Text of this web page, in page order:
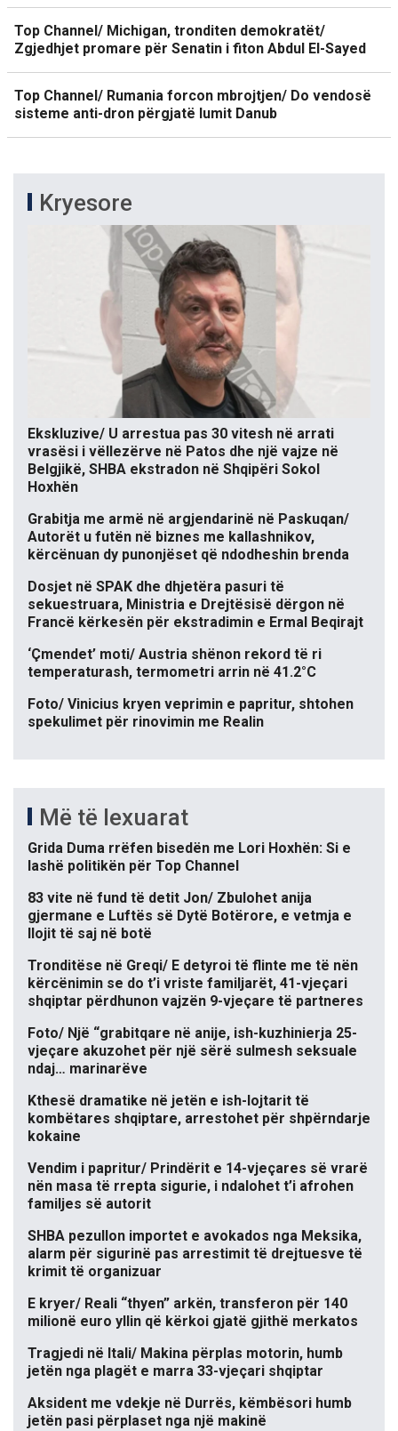
Top Channel/ Michigan, tronditen demokratët/
Zgjedhjet promare për Senatin i fiton Abdul El-Sayed
Top Channel/ Rumania forcon mbrojtjen/ Do vendosë
sisteme anti-dron përgjatë lumit Danub
Kryesore
Ekskluzive/ U arrestua pas 30 vitesh në arrati
vrasësi i vëllezërve në Patos dhe një vajze në
Belgjikë, SHBA ekstradon në Shqipëri Sokol
Hoxhën
Grabitja me armë në argjendarinë në Paskuqan/
Autorët u futën në biznes me kallashnikov,
kërcënuan dy punonjëset që ndodheshin brenda
Dosjet në SPAK dhe dhjetëra pasuri të
sekuestruara, Ministria e Drejtësisë dërgon në
Francë kërkesën për ekstradimin e Ermal Beqirajt
‘Çmendet’ moti/ Austria shënon rekord të ri
temperaturash, termometri arrin në 41.2°C
Foto/ Vinicius kryen veprimin e papritur, shtohen
spekulimet për rinovimin me Realin
Më të lexuarat
Grida Duma rrëfen bisedën me Lori Hoxhën: Si e
lashë politikën për Top Channel
83 vite në fund të detit Jon/ Zbulohet anija
gjermane e Luftës së Dytë Botërore, e vetmja e
llojit të saj në botë
Tronditëse në Greqi/ E detyroi të flinte me të nën
kërcënimin se do t’i vriste familjarët, 41-vjeçari
shqiptar përdhunon vajzën 9-vjeçare të partneres
Foto/ Një “grabitqare në anije, ish-kuzhinierja 25-
vjeçare akuzohet për një sërë sulmesh seksuale
ndaj… marinarëve
Kthesë dramatike në jetën e ish-lojtarit të
kombëtares shqiptare, arrestohet për shpërndarje
kokaine
Vendim i papritur/ Prindërit e 14-vjeçares së vrarë
nën masa të rrepta sigurie, i ndalohet t’i afrohen
familjes së autorit
SHBA pezullon importet e avokados nga Meksika,
alarm për sigurinë pas arrestimit të drejtuesve të
krimit të organizuar
E kryer/ Reali “thyen” arkën, transferon për 140
milionë euro yllin që kërkoi gjatë gjithë merkatos
Tragjedi në Itali/ Makina përplas motorin, humb
jetën nga plagët e marra 33-vjeçari shqiptar
Aksident me vdekje në Durrës, këmbësori humb
jetën pasi përplaset nga një makinë